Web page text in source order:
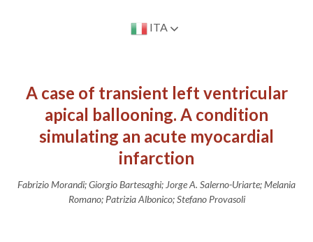
ITA
A case of transient left ventricular
apical ballooning. A condition
simulating an acute myocardial
infarction
Fabrizio Morandi; Giorgio Bartesaghi; Jorge A. Salerno-Uriarte; Melania
Romano; Patrizia Albonico; Stefano Provasoli